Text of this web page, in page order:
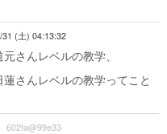
31 (土) 04:13:32
さんレベルの教学、
さんレベルの教学ってこと
602fa@99e33